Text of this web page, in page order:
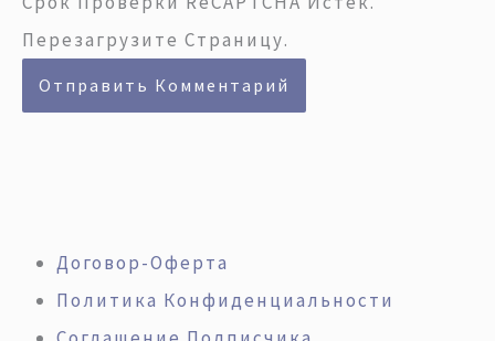
Перезагрузите Страницу.
Договор-Оферта
Политика Конфиденциальности